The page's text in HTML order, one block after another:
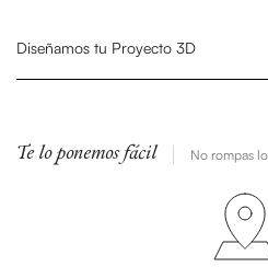
Diseñamos tu Proyecto 3D
Te lo ponemos fácil No rompas